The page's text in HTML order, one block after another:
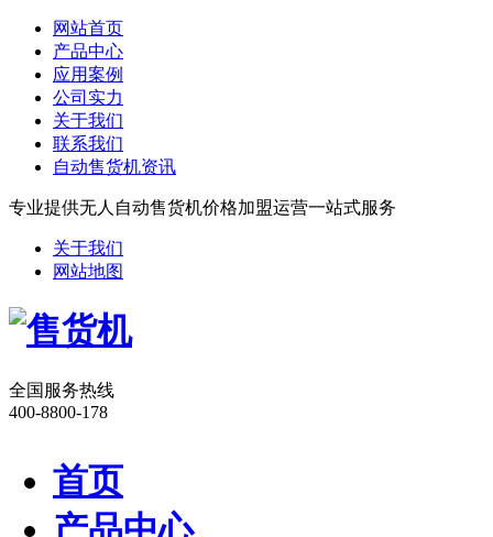
网站首页
产品中心
应用案例
公司实力
关于我们
联系我们
自动售货机资讯
专业提供无人自动售货机价格加盟运营一站式服务
关于我们
网站地图
全国服务热线
400-8800-178
首页